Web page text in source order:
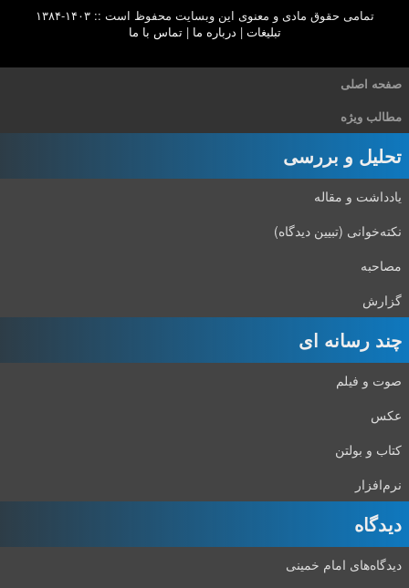
تمامی حقوق مادی و معنوی این وبسایت محفوظ است :: ۱۴۰۳-۱۳۸۴
تبلیغات | درباره ما |تماس با ما
صفحه اصلی
مطالب ویژه
تحلیل و بررسی
یادداشت و مقاله
نکته‌خوانی (تبیین دیدگاه)
مصاحبه
گزارش
چند رسانه ای
صوت و فیلم
عکس
کتاب و بولتن
نرم‌افزار
دیدگاه‌
دیدگاه‌های امام خمینی